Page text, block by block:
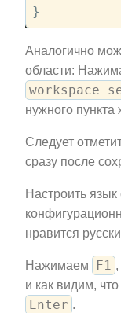
Аналогично
области:
workspace
нужного
Следует
сразу после
Настроить
нравится
Нажимаем F1
и как видим,
Enter .